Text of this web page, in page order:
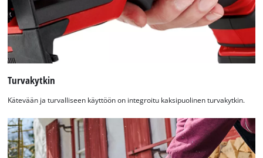
Turvakytkin
Kätevään ja turvalliseen käyttöön on integroitu kaksipuolinen turvakytkin.